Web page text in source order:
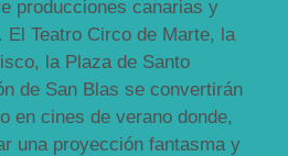
producciones canarias y
El Teatro Circo de Marte, la
la Plaza de Santo
de San Blas se convertirán
en cines de verano donde,
una proyección fantasma y